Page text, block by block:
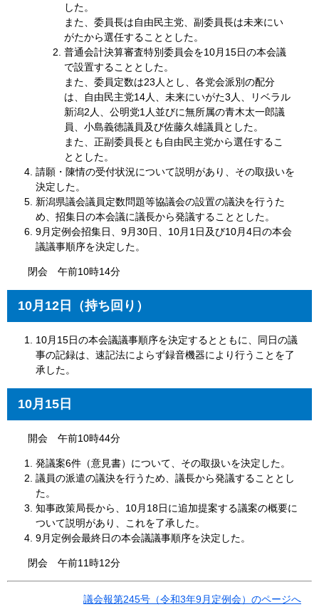
した。
また、委員長は自由民主党、副委員長は未来にい
がたから選任することとした。
普通会計決算審査特別委員会を10月15日の本会議
で設置することとした。
また、委員定数は23人とし、各党会派別の配分
は、自由民主党14人、未来にいがた3人、リベラル
新潟2人、公明党1人並びに無所属の青木太一郎議
員、小島義徳議員及び佐藤久雄議員とした。
また、正副委員長とも自由民主党から選任するこ
ととした。
請願・陳情の受付状況について説明があり、その取扱いを
決定した。
新潟県議会議員定数問題等協議会の設置の議決を行うた
め、招集日の本会議に議長から発議することとした。
9月定例会招集日、9月30日、10月1日及び10月4日の本会
議議事順序を決定した。
閉会 午前10時14分
10月12日（持ち回り）
10月15日の本会議議事順序を決定するとともに、同日の議
事の記録は、速記法によらず録音機器により行うことを了
承した。
10月15日
開会 午前10時44分
発議案6件（意見書）について、その取扱いを決定した。
議員の派遣の議決を行うため、議長から発議することとし
た。
知事政策局長から、10月18日に追加提案する議案の概要に
ついて説明があり、これを了承した。
9月定例会最終日の本会議議事順序を決定した。
閉会 午前11時12分
議会報第245号（令和3年9月定例会）のページへ